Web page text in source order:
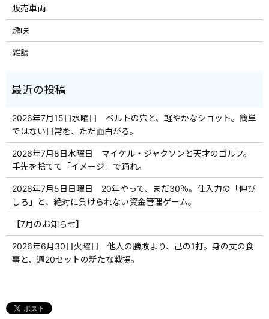
販売車両
趣味
雑談
2026年7月15日水曜日 ベルトの穴と、軽やかなショット。簡単
ではない日常を、ただ面白がる。
2026年7月8日水曜日 マイケル・ジャクソンと天才のゴルフ。
手先を捨てて「イメージ」で踊れ。
2026年7月5日日曜日 20年やって、まだ30％。仕入力の「伸び
しろ」と、絶対に負けられない資金管理ゲーム。
【7月のお知らせ】
2026年6月30日火曜日 他人の勝敗より、己の1打。身の丈の食
事と、週20セットの新たな戦場。